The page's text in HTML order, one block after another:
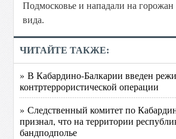
Подмосковье и нападали на горожан
вида.
ЧИТАЙТЕ ТАКЖЕ:
» В Кабардино-Балкарии введен
контртеррористической операции
» Следственный комитет по
признал, что на территории
бандподполье